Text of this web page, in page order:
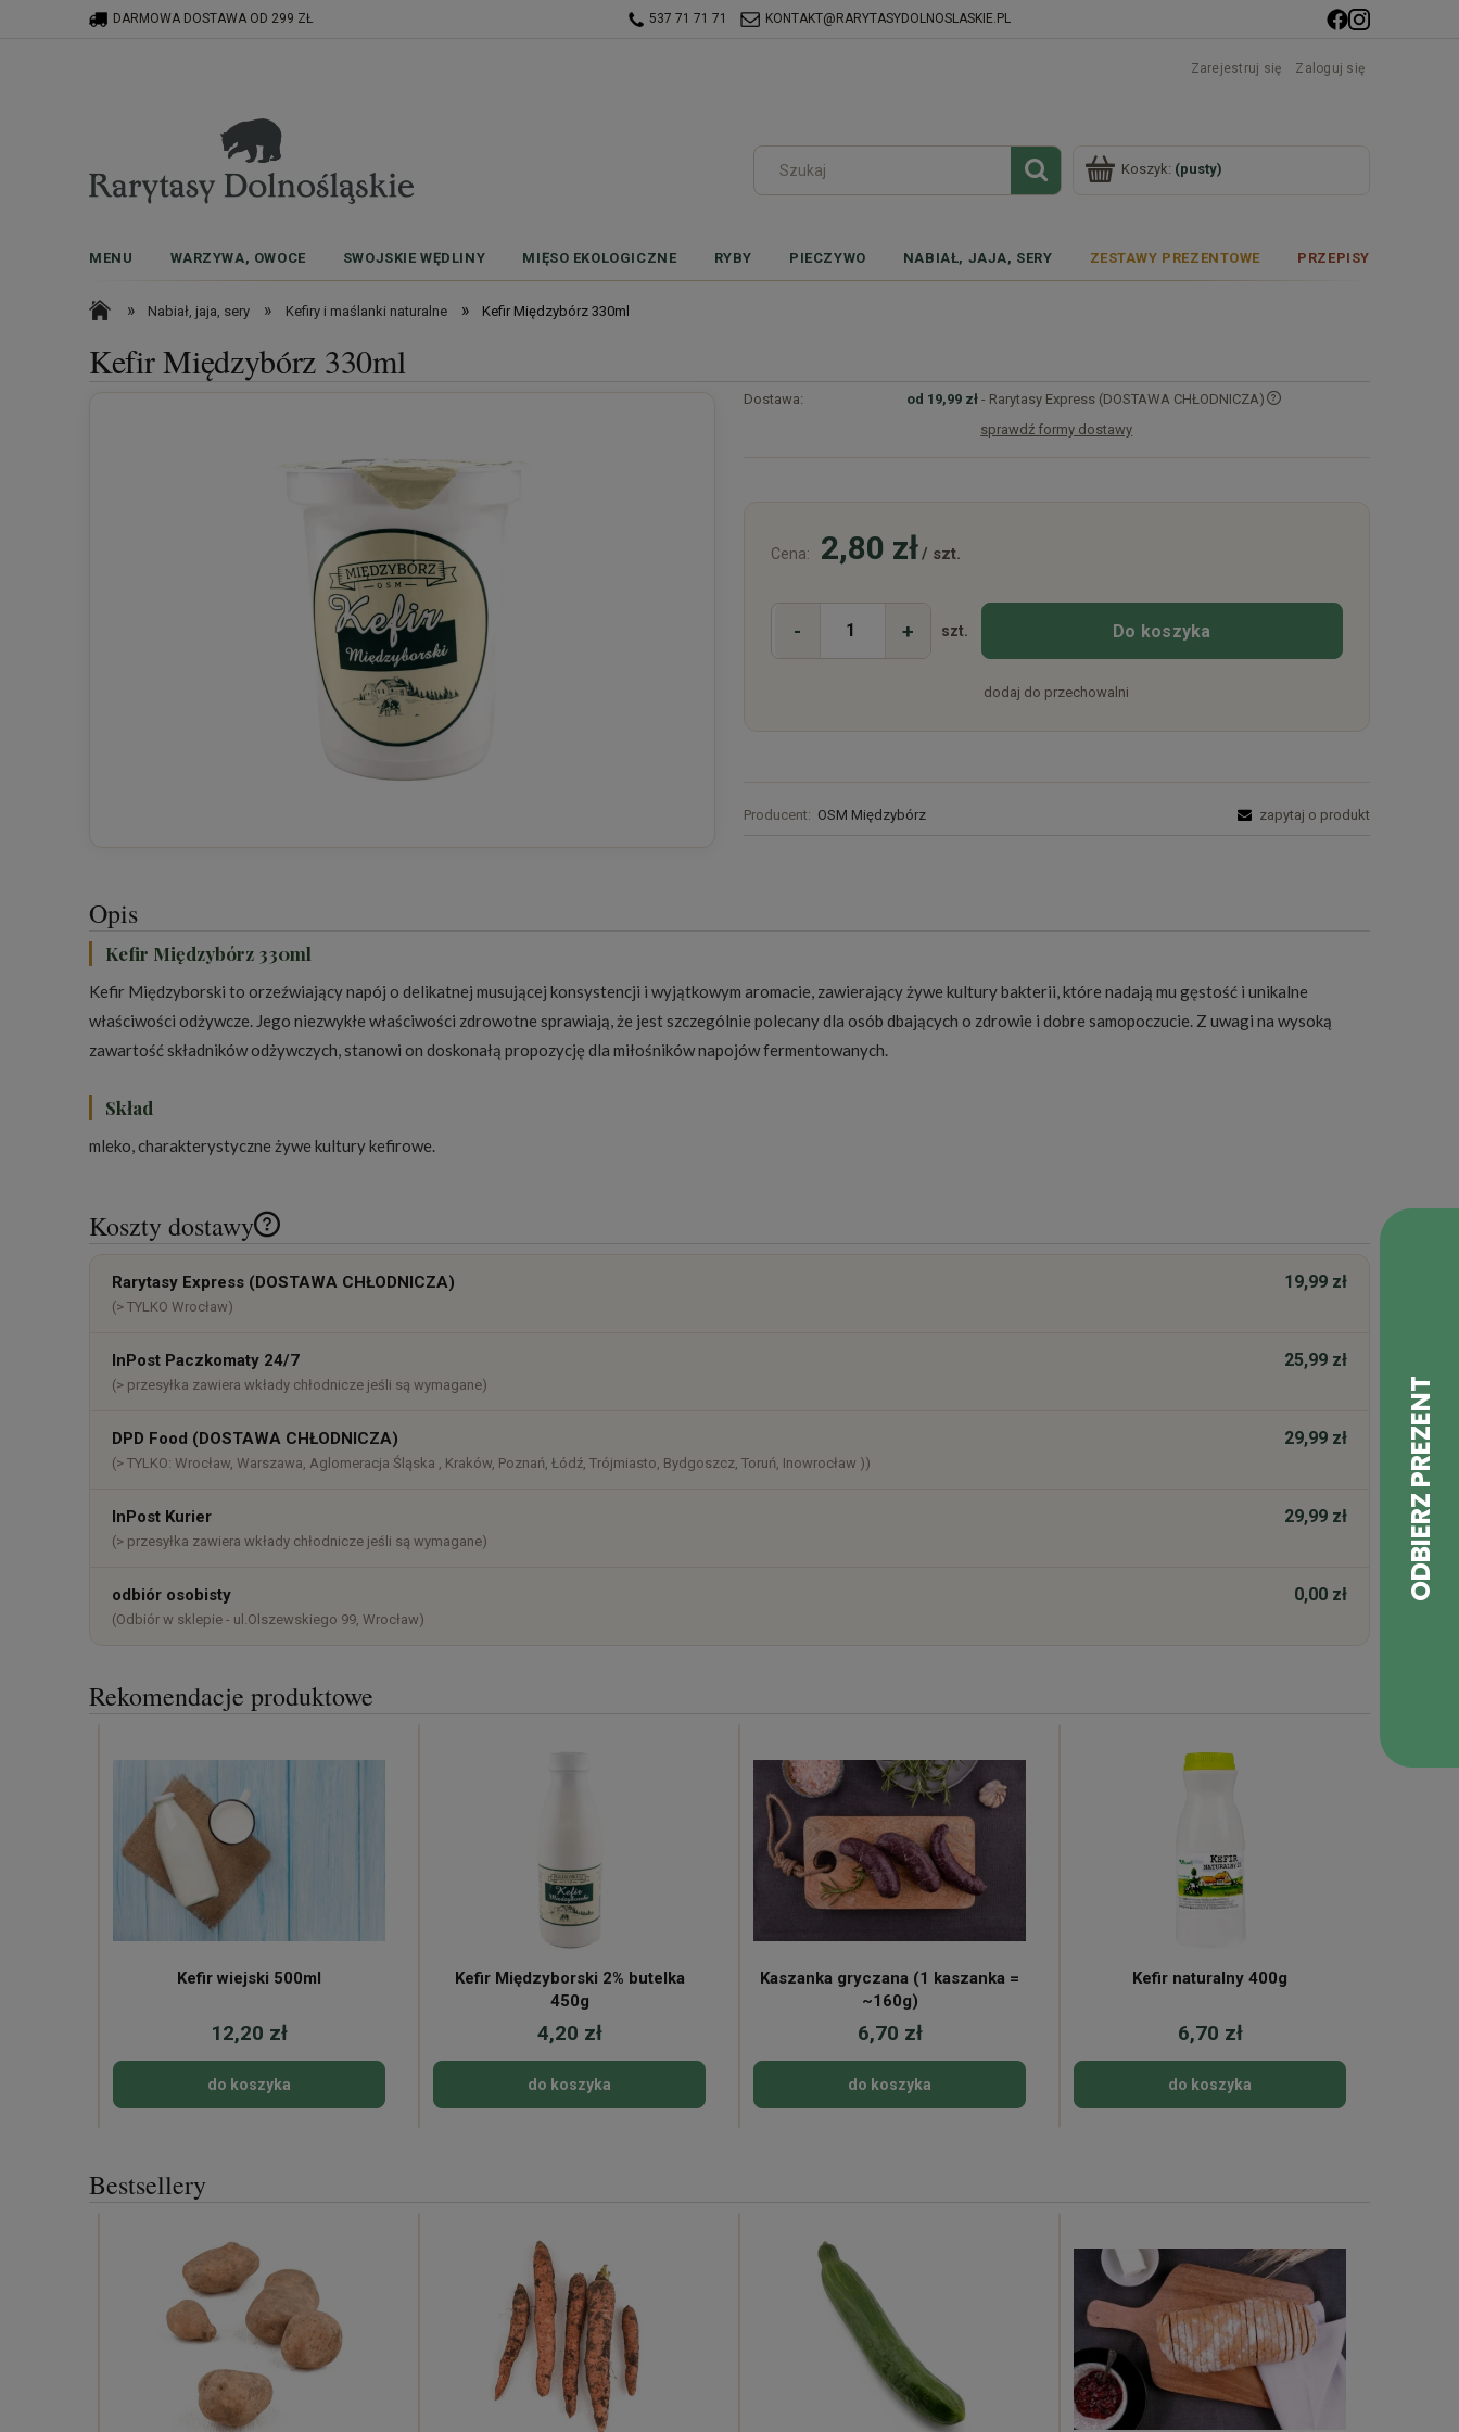
DARMOWA DOSTAWA OD 299 ZŁ 537 71 71 71 KONTAKT@RARYTASYDOLNOSLASKIE.PL
Zarejestruj się Zaloguj się
Koszyk: (pusty)
MENU WARZYWA, OWOCE SWOJSKIE WĘDLINY MIĘSO EKOLOGICZNE RYBY PIECZYWO NABIAŁ, JAJA, SERY ZESTAWY PREZENTOWE PRZEPISY
» Nabiał, jaja, sery » Kefiry i maślanki naturalne » Kefir Międzybórz 330ml
Kefir Międzybórz 330ml
Dostawa: od 19,99 zł - Rarytasy Express (DOSTAWA CHŁODNICZA)
sprawdź formy dostawy
Cena: 2,80 zł/ szt.
- + szt. Do koszyka
dodaj do przechowalni
Producent: OSM Międzybórz zapytaj o produkt
Opis
Kefir Międzybórz 330ml
Kefir Międzyborski to orzeźwiający napój o delikatnej musującej konsystencji i wyjątkowym aromacie, zawierający żywe kultury bakterii, które nadają mu gęstość i unikalne
właściwości odżywcze. Jego niezwykłe właściwości zdrowotne sprawiają, że jest szczególnie polecany dla osób dbających o zdrowie i dobre samopoczucie. Z uwagi na wysoką
zawartość składników odżywczych, stanowi on doskonałą propozycję dla miłośników napojów fermentowanych.
Skład
mleko, charakterystyczne żywe kultury kefirowe.
Koszty dostawy
Cena nie zawiera ewentualnych kosztów
Rarytasy Express (DOSTAWA CHŁODNICZA)
(> TYLKO Wrocław)
19,99 zł
InPost Paczkomaty 24/7
(> przesyłka zawiera wkłady chłodnicze jeśli są wymagane)
25,99 zł
DPD Food (DOSTAWA CHŁODNICZA)
(> TYLKO: Wrocław, Warszawa, Aglomeracja Śląska , Kraków, Poznań, Łódź, Trójmiasto, Bydgoszcz, Toruń, Inowrocław ))
29,99 zł
InPost Kurier
(> przesyłka zawiera wkłady chłodnicze jeśli są wymagane)
29,99 zł
odbiór osobisty
(Odbiór w sklepie - ul.Olszewskiego 99, Wrocław)
0,00 zł
Rekomendacje produktowe
Kefir wiejski 500ml
12,20 zł
do koszyka
Kefir Międzyborski 2% butelka
450g
4,20 zł
do koszyka
Kaszanka gryczana (1 kaszanka =
~160g)
6,70 zł
do koszyka
Kefir naturalny 400g
6,70 zł
do koszyka
Bestsellery